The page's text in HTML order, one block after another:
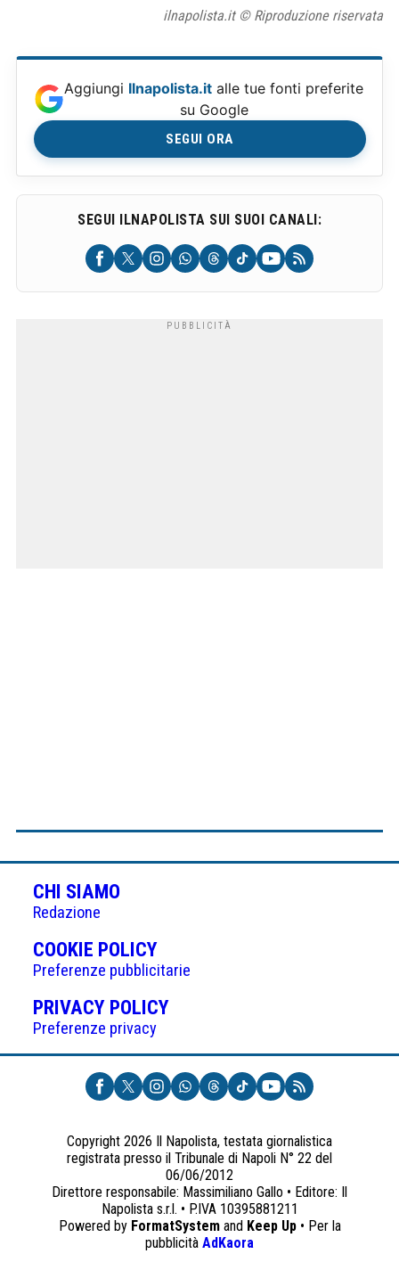
ilnapolista.it © Riproduzione riservata
Aggiungi Ilnapolista.it alle tue fonti preferite
su Google
SEGUI ORA
SEGUI ILNAPOLISTA SUI SUOI CANALI:
CHI SIAMO
Redazione
COOKIE POLICY(APRE
IN
UNA
NUOVA
Preferenze pubblicitarie
PRIVACY POLICY(APRE
UNA
NUOVA
SCHEDA)
Preferenze privacy
Copyright 2026 Il Napolista, testata giornalistica
registrata presso il Tribunale di Napoli N° 22 del
06/06/2012
Direttore responsabile: Massimiliano Gallo • Editore: Il
Napolista s.r.l. • P.IVA 10395881211
Powered by FormatSystemand Keep Up• Per la
pubblicità AdKaora